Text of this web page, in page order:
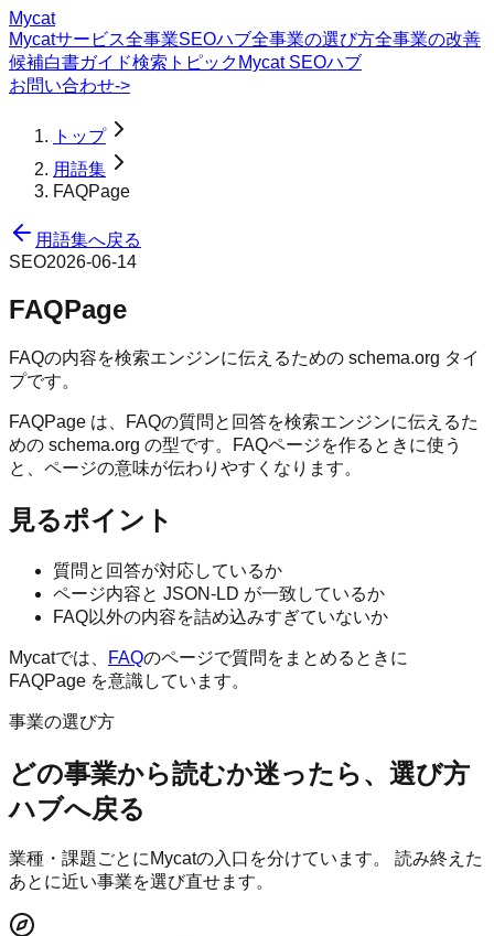
Mycat
Mycatサービス全事業SEOハブ全事業の選び方全事業の改善
候補白書ガイド検索トピック Mycat SEOハブ
お問い合わせ->
トップ
用語集
FAQPage
用語集へ戻る
SEO2026-06-14
FAQPage
FAQの内容を検索エンジンに伝えるための schema.org タイ
プです。
FAQPage は、FAQの質問と回答を検索エンジンに伝えるた
めの schema.org の型です。FAQページを作るときに使う
と、ページの意味が伝わりやすくなります。
見るポイント
質問と回答が対応しているか
ページ内容と JSON-LD が一致しているか
FAQ以外の内容を詰め込みすぎていないか
Mycatでは、 FAQのページで質問をまとめるときに
FAQPage を意識しています。
事業の選び方
どの事業から読むか迷ったら、選び方
ハブへ戻る
業種・課題ごとにMycatの入口を分けています。 読み終えた
あとに近い事業を選び直せます。